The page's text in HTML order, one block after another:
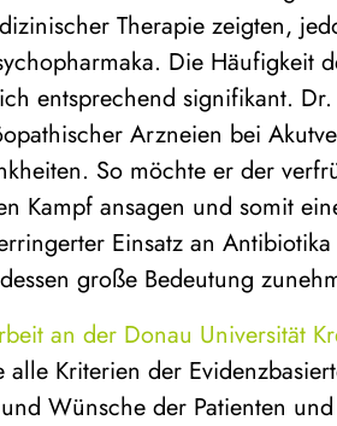
Therapie zeigten,
Die Häufigkeit
entsprechend signifikant.
Arzneien bei
So möchte er der
Kampf ansagen und somit
Einsatz an
große Bedeutung
an der Donau Universität
alle Kriterien der
Wünsche der Patienten